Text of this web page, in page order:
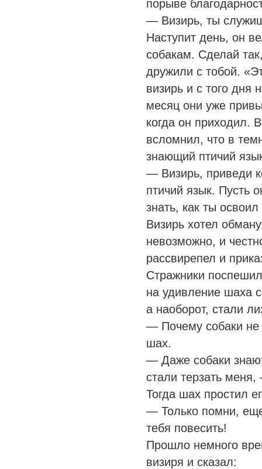
порыве
— Визирь, ты
Наступит день, он
собакам. Сделай
дружили с тобой.
визирь и с того дня
месяц они уже
когда он приходил.
всломнил, что в
знающий птичий
— Визирь, приведи
птичий язык. Пусть
знать, как ты освоил
Визирь хотел
невозможно, и
рассвирепел и
Стражники
на удивление шаха
а наоборот, стали
— Почему собаки не
шах.
— Даже собаки
стали терзать
Тогда шах простил
— Только помни,
тебя повесить!
Прошло немного
визиря и сказал: